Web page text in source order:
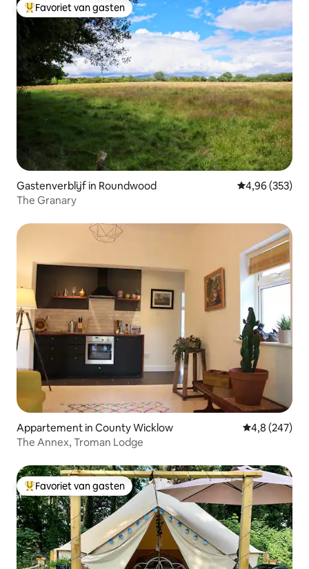
Topfavoriet van gasten
Favoriet van gasten
Gastenverblijf in Roundwood Gemiddelde
4,96 (353)
The Granary
Appartement in County Wicklow Gemiddelde
4,8 (247)
The Annex, Troman Lodge
Topfavoriet van gasten
Favoriet van gasten